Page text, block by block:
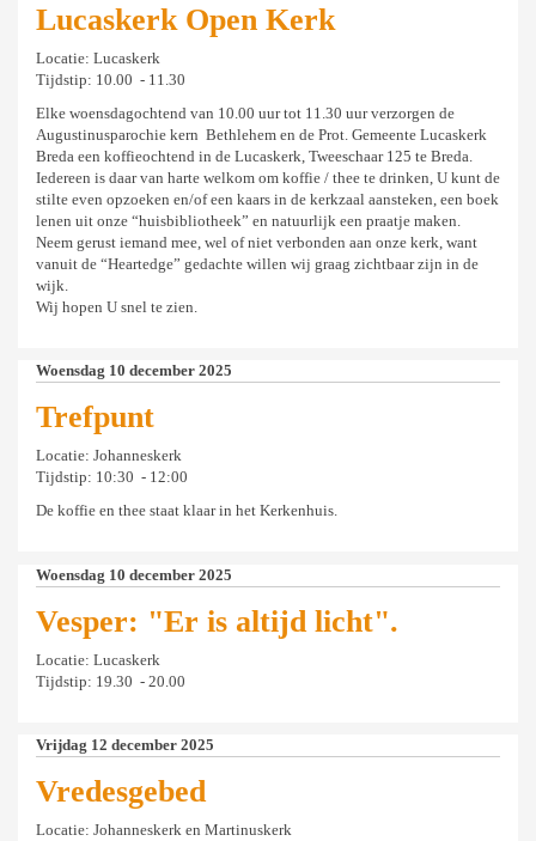
Lucaskerk Open Kerk
Locatie: Lucaskerk
Tijdstip: 10.00 - 11.30
Elke woensdagochtend van 10.00 uur tot 11.30 uur verzorgen de
Augustinusparochie kern Bethlehem en de Prot. Gemeente Lucaskerk
Breda een koffieochtend in de Lucaskerk, Tweeschaar 125 te Breda.
Iedereen is daar van harte welkom om koffie / thee te drinken, U kunt de
stilte even opzoeken en/of een kaars in de kerkzaal aansteken, een boek
lenen uit onze “huisbibliotheek” en natuurlijk een praatje maken.
Neem gerust iemand mee, wel of niet verbonden aan onze kerk, want
vanuit de “Heartedge” gedachte willen wij graag zichtbaar zijn in de
wijk.
Wij hopen U snel te zien.
Woensdag 10 december 2025
Trefpunt
Locatie: Johanneskerk
Tijdstip: 10:30 - 12:00
De koffie en thee staat klaar in het Kerkenhuis.
Woensdag 10 december 2025
Vesper: "Er is altijd licht".
Locatie: Lucaskerk
Tijdstip: 19.30 - 20.00
Vrijdag 12 december 2025
Vredesgebed
Locatie: Johanneskerk en Martinuskerk